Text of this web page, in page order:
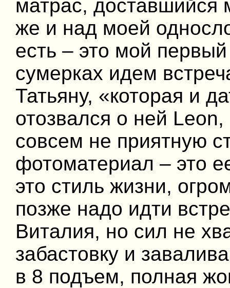
матрас, доставшийся
же и над моей
есть – это мой
сумерках идем
Татьяну, «которая и
отозвался о ней
совсем не приятную
фотоматериал – это
это стиль жизни,
позже надо идти
Виталия, но сил не
забастовку и
в 8 подъем, полная